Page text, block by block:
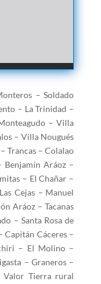
– Soldado
– La Trinidad –
– Villa
– Villa Nougués
Trancas – Colalao
Aráoz –
– El Chañar –
Cejas – Manuel
Aráoz – Tacanas
– Santa Rosa de
Capitán Cáceres –
– El Molino –
– Graneros –
Valor Tierra rural